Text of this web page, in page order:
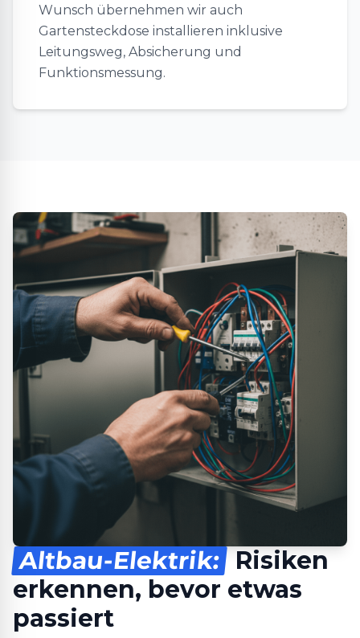
Wunsch übernehmen wir auch
Gartensteckdose installieren inklusive
Leitungsweg, Absicherung und
Funktionsmessung.
Altbau-Elektrik: Risiken
erkennen, bevor etwas
passiert